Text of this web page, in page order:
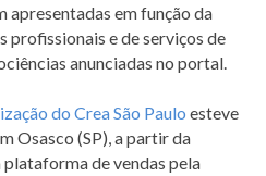
em função da
profissionais e de serviços de
anunciadas no portal.
do Crea São Paulo esteve
Osasco (SP), a partir da
de vendas pela